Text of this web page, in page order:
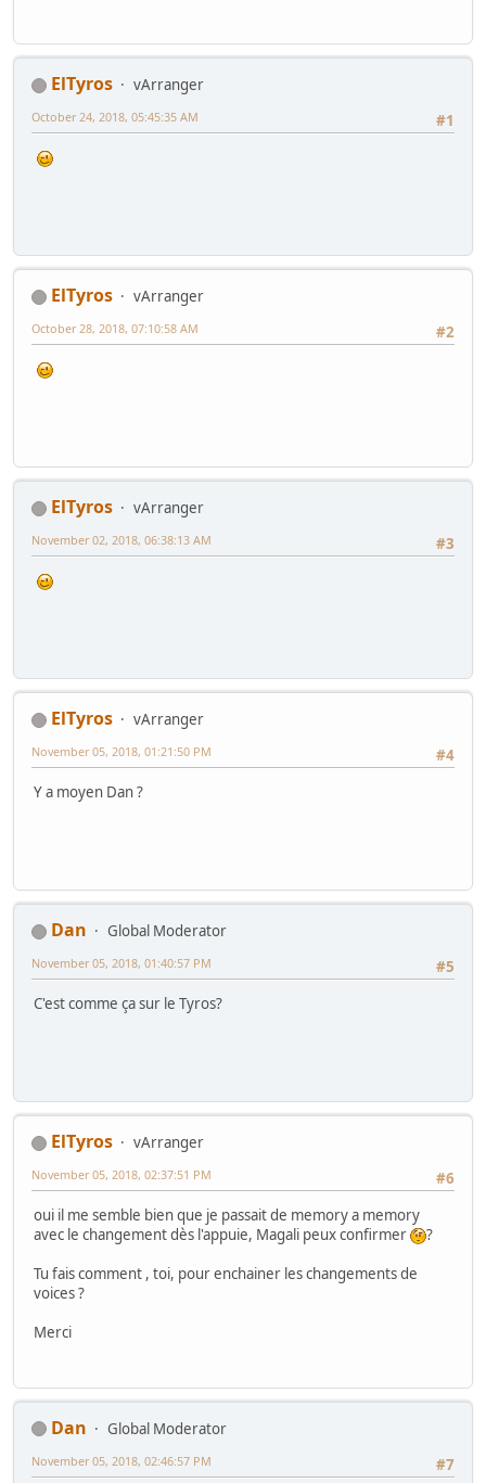
ElTyros
vArranger
#1
October 24, 2018, 05:45:35 AM
ElTyros
vArranger
#2
October 28, 2018, 07:10:58 AM
ElTyros
vArranger
#3
November 02, 2018, 06:38:13 AM
ElTyros
vArranger
#4
November 05, 2018, 01:21:50 PM
Y a moyen Dan ?
Dan
Global Moderator
#5
November 05, 2018, 01:40:57 PM
C'est comme ça sur le Tyros?
ElTyros
vArranger
#6
November 05, 2018, 02:37:51 PM
oui il me semble bien que je passait de memory a memory
avec le changement dès l'appuie, Magali peux confirmer
?
Tu fais comment , toi, pour enchainer les changements de
voices ?
Merci
Dan
Global Moderator
#7
November 05, 2018, 02:46:57 PM